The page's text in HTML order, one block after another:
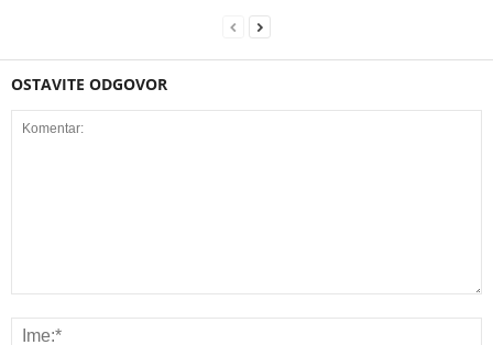
OSTAVITE ODGOVOR